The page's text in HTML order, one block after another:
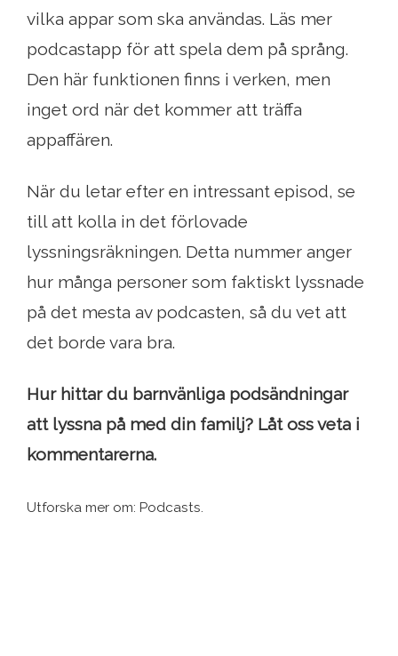
vilka appar som ska användas. Läs mer
podcastapp för att spela dem på språng.
Den här funktionen finns i verken, men
inget ord när det kommer att träffa
appaffären.
När du letar efter en intressant episod, se
till att kolla in det förlovade
lyssningsräkningen. Detta nummer anger
hur många personer som faktiskt lyssnade
på det mesta av podcasten, så du vet att
det borde vara bra.
Hur hittar du barnvänliga podsändningar
att lyssna på med din familj? Låt oss veta i
kommentarerna.
Utforska mer om: Podcasts.